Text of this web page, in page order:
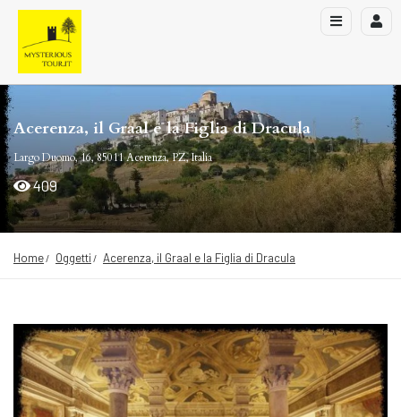
Acerenza, il Graal e la Figlia di Dracula
Largo Duomo, 16, 85011 Acerenza, PZ, Italia
409
Home Oggetti Acerenza, il Graal e la Figlia di Dracula